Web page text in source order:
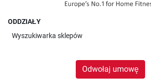
ODDZIAŁY
Wyszukiwarka sklepów
Odwołaj umowę